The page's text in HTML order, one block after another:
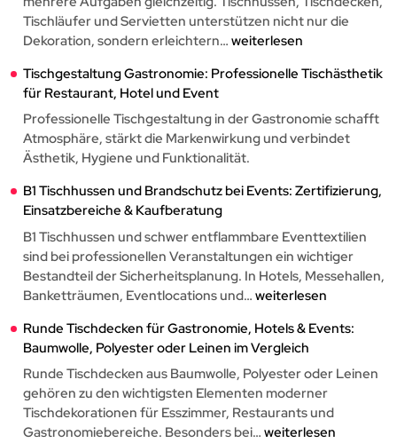
Tischläufer und Servietten unterstützen nicht nur die
Dekoration, sondern erleichtern… Tischwäsche
Weinfeste
Tischhussen
und
Tischdecken
auswählen
weiterlesen
Tischgestaltung Gastronomie: Professionelle Tischästhetik
für Restaurant, Hotel und Event
Professionelle Tischgestaltung in der Gastronomie schafft
Atmosphäre, stärkt die Markenwirkung und verbindet
Ästhetik, Hygiene und Funktionalität.
B1 Tischhussen und Brandschutz bei Events: Zertifizierung,
Einsatzbereiche & Kaufberatung
B1 Tischhussen und schwer entflammbare Eventtextilien
sind bei professionellen Veranstaltungen ein wichtiger
Bestandteil der Sicherheitsplanung. In Hotels, Messehallen,
Banketträumen, Eventlocations und… B1
und
Brandschutz
bei
Events:
Zertifizierung,
Einsatzbereiche
weiterlesen
Runde Tischdecken für Gastronomie, Hotels & Events:
Baumwolle, Polyester oder Leinen im Vergleich
Runde Tischdecken aus Baumwolle, Polyester oder Leinen
gehören zu den wichtigsten Elementen moderner
Tischdekorationen für Esszimmer, Restaurants und
Gastronomiebereiche. Besonders bei… Runde
weiterlesen